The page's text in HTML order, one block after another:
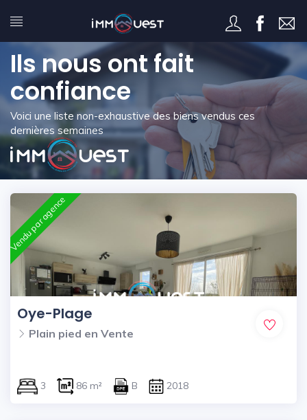
Ils nous ont fait
confiance
Voici une liste non-exhaustive des biens vendus ces
dernières semaines
Vendu par agence
Oye-Plage
Plain pied en Vente
3 86 m² B 2018